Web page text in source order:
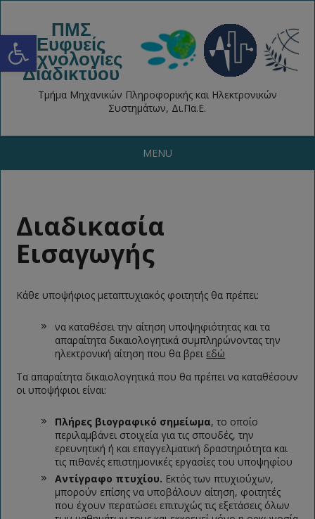
Open toolbar ΠΜΣ
Ευφυείς
Τεχνολογίες
Διαδικτύου
Τμήμα Μηχανικών Πληροφορικής και Ηλεκτρονικών
Συστημάτων, Δι.Πα.Ε.
MENU
Διαδικασία
Εισαγωγής
Κάθε υποψήφιος μεταπτυχιακός φοιτητής θα πρέπει:
να καταθέσει την αίτηση υποψηφιότητας και τα
απαραίτητα δικαιολογητικά συμπληρώνοντας την
ηλεκτρονική αίτηση που θα βρει εδώ
Τα απαραίτητα δικαιολογητικά που θα πρέπει να καταθέσουν
οι υποψήφιοι είναι:
Πλήρες βιογραφικό σημείωμα, το οποίο
περιλαμβάνει στοιχεία για τις σπουδές, την
ερευνητική ή και επαγγελματική δραστηριότητα και
τις πιθανές επιστημονικές εργασίες του υποψηφίου
Αντίγραφο πτυχίου. Εκτός των πτυχιούχων,
μπορούν επίσης να υποβάλουν αίτηση, φοιτητές
που έχουν περατώσει επιτυχώς τις εξετάσεις όλων